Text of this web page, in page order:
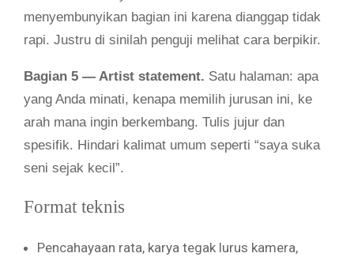
menyembunyikan bagian ini karena dianggap tidak
rapi. Justru di sinilah penguji melihat cara berpikir.
Bagian 5 — Artist statement. Satu halaman: apa
yang Anda minati, kenapa memilih jurusan ini, ke
arah mana ingin berkembang. Tulis jujur dan
spesifik. Hindari kalimat umum seperti “saya suka
seni sejak kecil”.
Format teknis
Pencahayaan rata, karya tegak lurus kamera,